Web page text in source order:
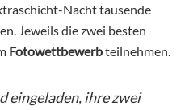
Nacht tausende
Jeweils die zwei besten
Fotowettbewerbteilnehmen.
eingeladen, ihre zwei